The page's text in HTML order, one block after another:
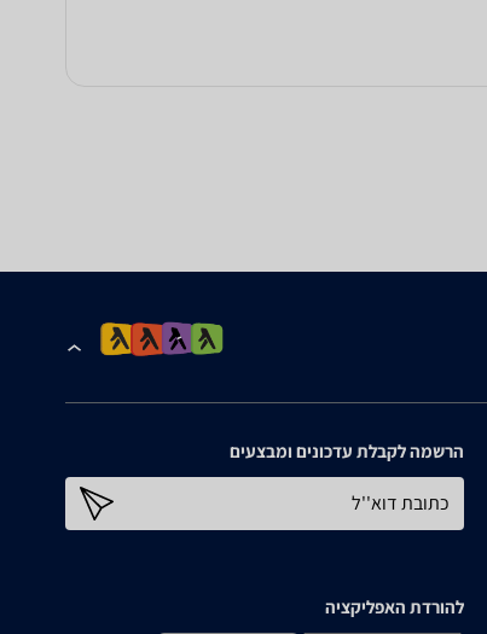
הרשמה לקבלת עדכונים ומבצעים
כתובת דוא''ל
להורדת האפליקציה